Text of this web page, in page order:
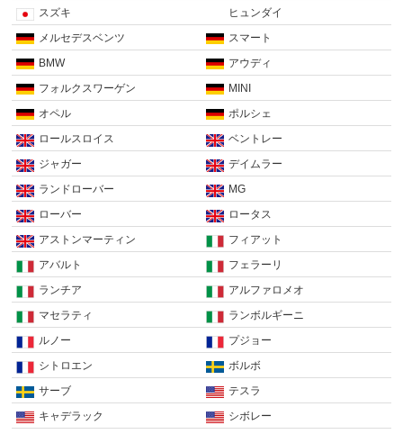
スズキ
ヒュンダイ
メルセデスベンツ
スマート
BMW
アウディ
フォルクスワーゲン
MINI
オペル
ポルシェ
ロールスロイス
ベントレー
ジャガー
デイムラー
ランドローバー
MG
ローバー
ロータス
アストンマーティン
フィアット
アバルト
フェラーリ
ランチア
アルファロメオ
マセラティ
ランボルギーニ
ルノー
プジョー
シトロエン
ボルボ
サーブ
テスラ
キャデラック
シボレー